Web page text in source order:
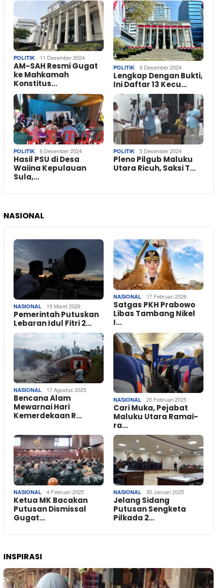
POLITIK 11 Desember 2024
AM-SAH Resmi Gugat
ke Mahkamah
Konstitus…
POLITIK 9 Desember 2024
Lengkap Dengan Bukti,
Ini Daftar 13 Kecu…
POLITIK 6 Desember 2024
Hasil PSU di Desa
Waiina Kepulauan
Sula,…
POLITIK 5 Desember 2024
Pleno Pilgub Maluku
Utara Ricuh, Saksi T…
NASIONAL
NASIONAL 19 Maret 2026
Pemerintah Putuskan
Lebaran Idul Fitri 2…
NASIONAL 17 Februari 2026
Satgas PKH Prabowo
Libas Tambang Nikel
I…
NASIONAL 17 Agustus 2025
Bencana Alam
Mewarnai Hari
Kemerdekaan R…
NASIONAL 20 Februari 2025
Cari Muka, Pejabat
Maluku Utara Ramai-
ra…
NASIONAL 4 Februari 2025
Ketua MK Bacakan
Putusan Dismissal
Gugat…
NASIONAL 30 Januari 2025
Jelang Sidang
Putusan Sengketa
Pilkada 2…
INSPIRASI